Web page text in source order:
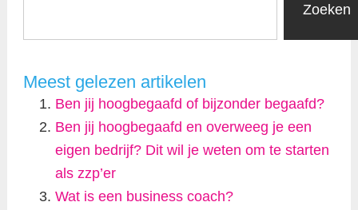
Zoeken
Meest gelezen artikelen
Ben jij hoogbegaafd of bijzonder begaafd?
Ben jij hoogbegaafd en overweeg je een
eigen bedrijf? Dit wil je weten om te starten
als zzp’er
Wat is een business coach?